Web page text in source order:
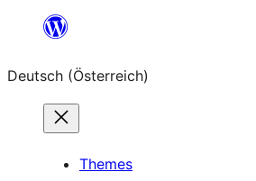
springen
Deutsch (Österreich)
Themes